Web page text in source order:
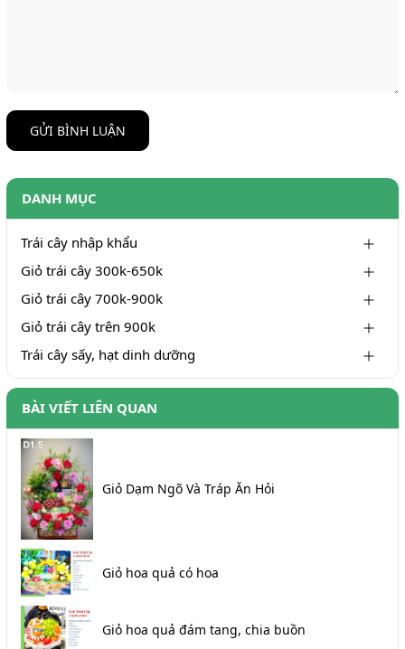
GỬI BÌNH LUẬN
DANH MỤC
Trái cây nhập khẩu
Giỏ trái cây 300k-650k
Giỏ trái cây 700k-900k
Giỏ trái cây trên 900k
Trái cây sấy, hạt dinh dưỡng
BÀI VIẾT LIÊN QUAN
Giỏ Dạm Ngõ Và Tráp Ăn Hỏi
Giỏ hoa quả có hoa
Giỏ hoa quả đám tang, chia buồn